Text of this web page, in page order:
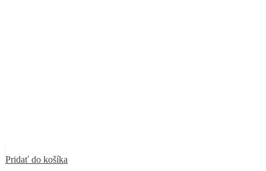
Pridať do košíka